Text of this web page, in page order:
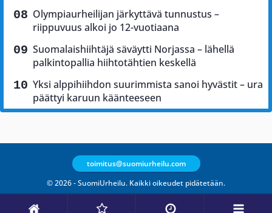
Olympiaurheilijan järkyttävä tunnustus –
riippuvuus alkoi jo 12-vuotiaana
Suomalaishiihtäjä säväytti Norjassa – lähellä
palkintopallia hiihtotähtien keskellä
Yksi alppihiihdon suurimmista sanoi hyvästit – ura
päättyi karuun käänteeseen
© 2026 - SuomiUrheilu. Kaikki oikeudet pidätetään.
toimitus@suomiurheilu.com